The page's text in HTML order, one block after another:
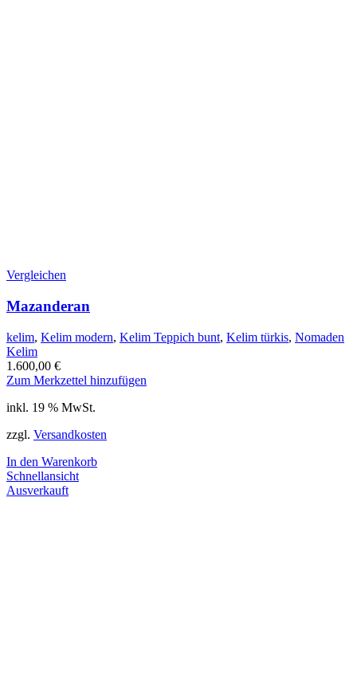
Vergleichen
Mazanderan
kelim, Kelim modern, Kelim Teppich bunt, Kelim türkis, Nomaden
Kelim
1.600,00 €
Zum Merkzettel hinzufügen
inkl. 19 % MwSt.
zzgl. Versandkosten
In den Warenkorb
Schnellansicht
Ausverkauft